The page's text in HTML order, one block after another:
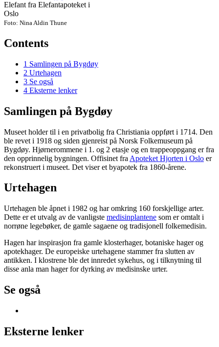
Elefant fra Elefantapoteket i
Oslo
Foto: Nina Aldin Thune
Contents
1 Samlingen på Bygdøy
2 Urtehagen
3 Se også
4 Eksterne lenker
Samlingen på Bygdøy
Museet holder til i en privatbolig fra Christiania oppført i 1714. Den
ble revet i 1918 og siden gjenreist på Norsk Folkemuseum på
Bygdøy. Hjørnerommene i 1. og 2 etasje og en trappeoppgang er fra
den opprinnelig bygningen. Offisinet fra Apoteket Hjorten i Oslo er
rekonstruert i museet. Det viser et byapotek fra 1860-årene.
Urtehagen
Urtehagen ble åpnet i 1982 og har omkring 160 forskjellige arter.
Dette er et utvalg av de vanligste medisinplantene som er omtalt i
norrøne legebøker, de gamle sagaene og tradisjonell folkemedisin.
Hagen har inspirasjon fra gamle klosterhager, botaniske hager og
apotekhager. De europeiske urtehagene stammer fra slutten av
antikken. I klostrene ble det innredet sykehus, og i tilknytning til
disse anla man hager for dyrking av medisinske urter.
Se også
Eksterne lenker